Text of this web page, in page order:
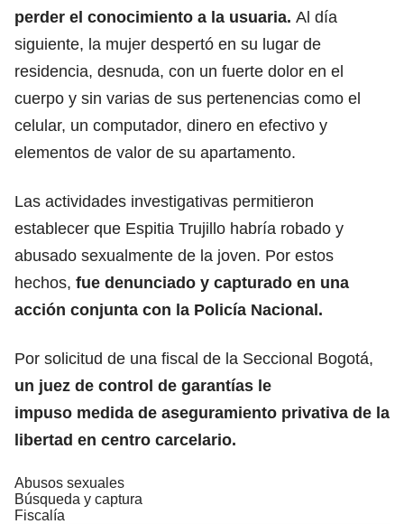
perder el conocimiento a la usuaria. Al día
siguiente, la mujer despertó en su lugar de
residencia, desnuda, con un fuerte dolor en el
cuerpo y sin varias de sus pertenencias como el
celular, un computador, dinero en efectivo y
elementos de valor de su apartamento.
Las actividades investigativas permitieron
establecer que Espitia Trujillo habría robado y
abusado sexualmente de la joven. Por estos
hechos, fue denunciado y capturado en una
acción conjunta con la Policía Nacional.
Por solicitud de una fiscal de la Seccional Bogotá,
un juez de control de garantías le
impuso medida de aseguramiento privativa de la
libertad en centro carcelario.
Abusos sexuales
Búsqueda y captura
Fiscalía